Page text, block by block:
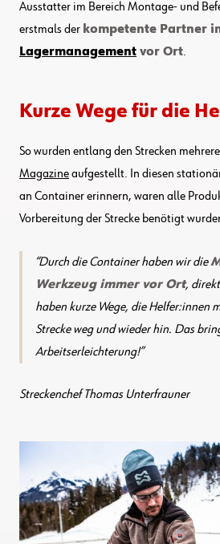
Ausstatter im Bereich Montage- und
erstmals der kompetente Partner
Lagermanagement vor Ort.
Kurze Wege für die
So wurden entlang den Strecken
Magazineaufgestellt. In diesen
an Container erinnern, waren alle
Vorbereitung der Strecke benötigt
Durch die Container haben wir die
Werkzeug immer vor Ort,
haben kurze Wege, die Helfer:innen
Strecke weg und wieder hin. Das
Arbeitserleichterung!
Streckenchef Thomas Unterfrauner